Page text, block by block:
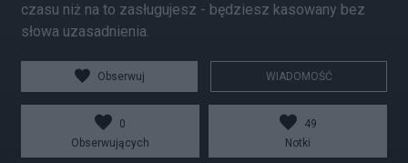
czasu niż na to zasługujesz - będziesz kasowany bez
słowa uzasadnienia.
Obserwuj WIADOMOŚĆ
0
Obserwujących
49
Notki